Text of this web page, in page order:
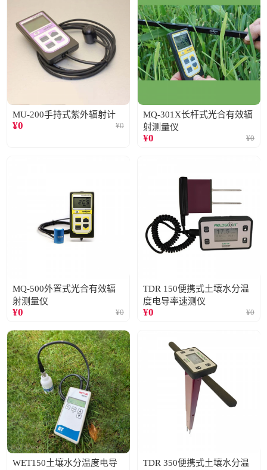
MU-200手持式紫外辐射计
¥0 ¥0
MQ-301X长杆式光合有效辐
射测量仪
¥0 ¥0
MQ-500外置式光合有效辐
射测量仪
¥0 ¥0
TDR 150便携式土壤水分温
度电导率速测仪
¥0 ¥0
WET150土壤水分温度电导
TDR 350便携式土壤水分温